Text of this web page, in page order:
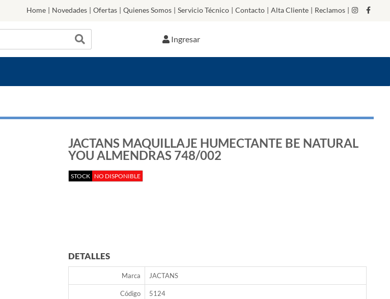
Home | Novedades | Ofertas | Quienes Somos | Servicio Técnico | Contacto | Alta Cliente | Reclamos |
Ingresar
JACTANS MAQUILLAJE HUMECTANTE BE NATURAL
YOU ALMENDRAS 748/002
STOCK NO DISPONIBLE
DETALLES
Marca JACTANS
Código 5124